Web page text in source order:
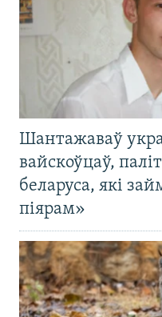
Шантажаваў
вайскоўцаў,
беларуса, які
піярам»